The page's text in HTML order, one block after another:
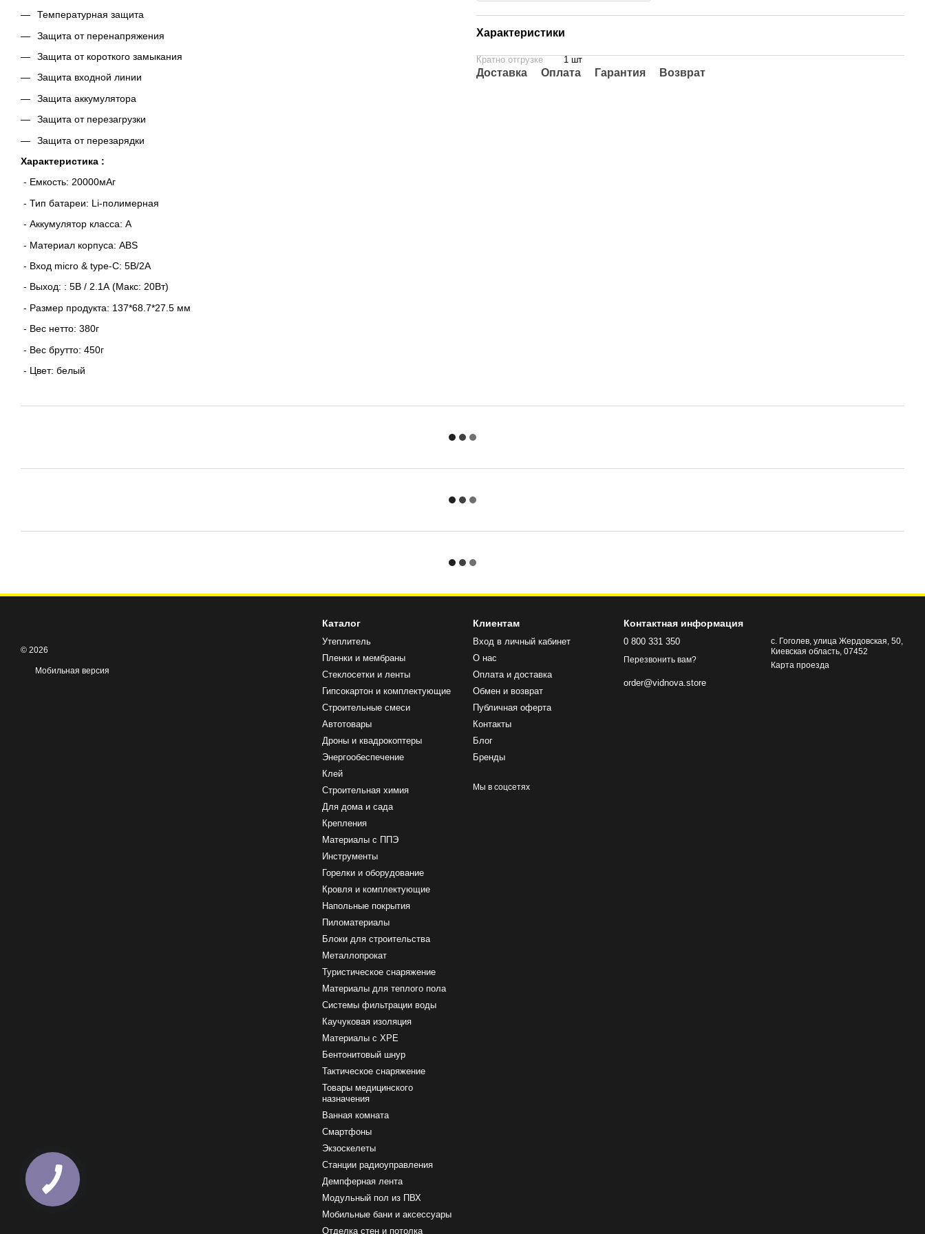
Температурная защита
Защита от перенапряжения
Защита от короткого замыкания
Защита входной линии
Защита аккумулятора
Защита от перезагрузки
Защита от перезарядки
Характеристика :
- Емкость: 20000мAг
- Тип батареи: Li-полимерная
- Аккумулятор класса: А
- Материал корпуса: ABS
- Вход micro & type-C: 5В/2А
- Выход: : 5В / 2.1А (Mакс: 20Вт)
- Размер продукта: 137*68.7*27.5 мм
- Вес нетто: 380г
- Вес брутто: 450г
- Цвет: белый
Характеристики
Кратно отгрузке 1 шт
Доставка Оплата Гарантия Возврат
© 2026
Мобильная версия
Каталог
Утеплитель
Пленки и мембраны
Стеклосетки и ленты
Гипсокартон и комплектующие
Строительные смеси
Автотовары
Дроны и квадрокоптеры
Энергообеспечение
Клей
Строительная химия
Для дома и сада
Крепления
Материалы с ППЭ
Инструменты
Горелки и оборудование
Кровля и комплектующие
Напольные покрытия
Пиломатериалы
Блоки для строительства
Металлопрокат
Туристическое снаряжение
Материалы для теплого пола
Системы фильтрации воды
Каучуковая изоляция
Материалы с ХРЕ
Бентонитовый шнур
Тактическое снаряжение
Товары медицинского
назначения
Ванная комната
Смартфоны
Экзоскелеты
Станции радиоуправления
Демпферная лента
Модульный пол из ПВХ
Мобильные бани и аксессуары
Отделка стен и потолка
Клиентам
Вход в личный кабинет
О нас
Оплата и доставка
Обмен и возврат
Публичная оферта
Контакты
Блог
Бренды
Мы в соцсетях
Контактная информация
0 800 331 350
Перезвонить вам?
order@vidnova.store
с. Гоголев, улица Жердовская, 50,
Киевская область, 07452
Карта проезда